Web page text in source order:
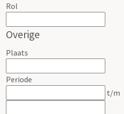
Rol
Overige
Plaats
Periode
t/m